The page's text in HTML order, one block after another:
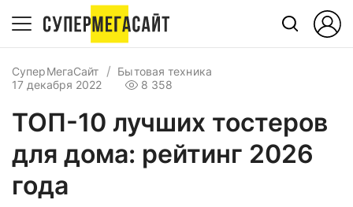
СуперМегаСайт
Бытовая техника
17 декабря 2022
8 358
ТОП-10 лучших тостеров
для дома: рейтинг 2026
года